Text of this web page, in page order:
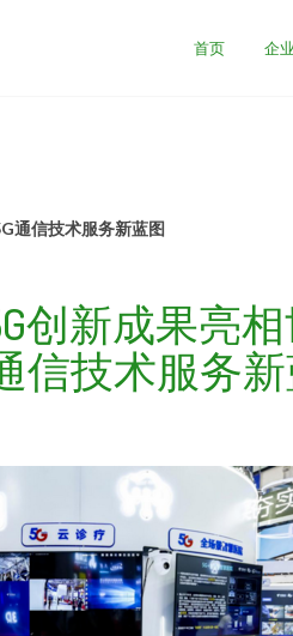
首页 企
通信技术服务新蓝图
创新成果亮相
信技术服务